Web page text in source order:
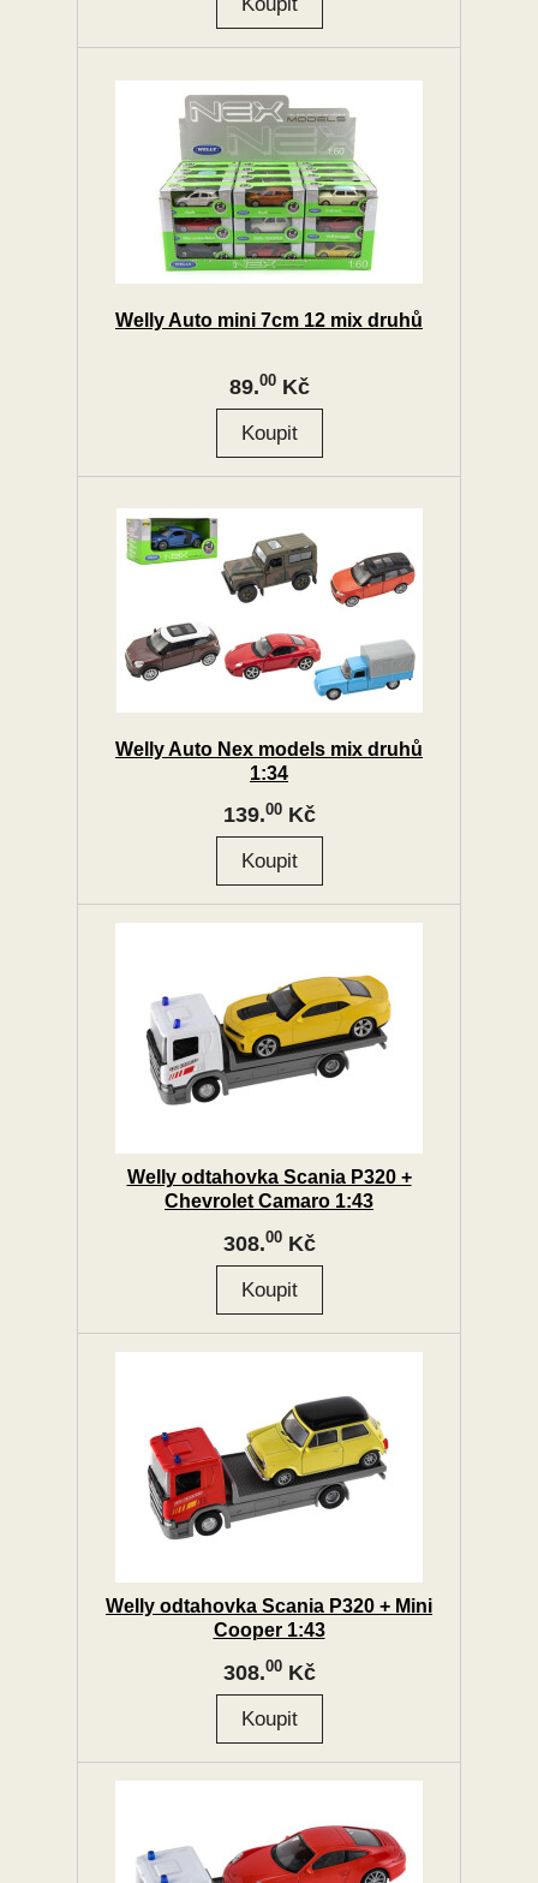
Welly Auto mini 7cm 12 mix druhů
89.00Kč
Welly Auto Nex models mix druhů
1:34
139.00Kč
Welly odtahovka Scania P320 +
Chevrolet Camaro 1:43
308.00Kč
Welly odtahovka Scania P320 + Mini
Cooper 1:43
308.00Kč